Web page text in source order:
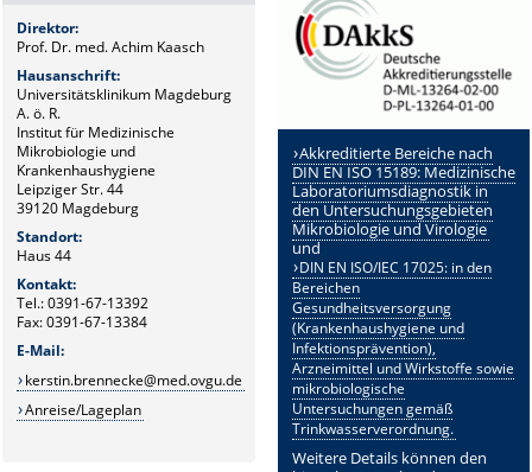
Direktor:
Prof. Dr. med. Achim Kaasch
Hausanschrift:
Universitätsklinikum Magdeburg
A. ö. R.
Institut für Medizinische
Mikrobiologie und
Krankenhaushygiene
Leipziger Str. 44
39120 Magdeburg
Standort:
Haus 44
Kontakt:
Tel.: 0391-67-13392
Fax: 0391-67-13384
E-Mail:
kerstin.brennecke@med.ovgu.de
Anreise/Lageplan
Akkreditierte Bereiche nach
DIN EN ISO 15189: Medizinische
Laboratoriumsdiagnostik in
den Untersuchungsgebieten
Mikrobiologie und Virologie
und
DIN EN ISO/IEC 17025: in den
Bereichen
Gesundheitsversorgung
(Krankenhaushygiene und
Infektionsprävention),
Arzneimittel und Wirkstoffe sowie
mikrobiologische
Untersuchungen gemäß
Trinkwasserverordnung.
Weitere Details können den